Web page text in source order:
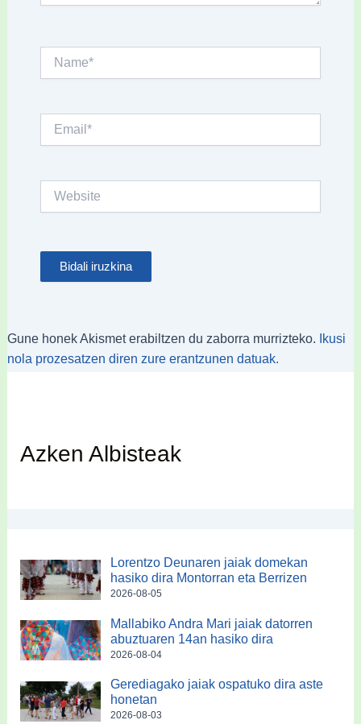
Gune honek Akismet erabiltzen du zaborra murrizteko.
Ikusi
nola prozesatzen diren zure erantzunen datuak.
Azken Albisteak
Lorentzo Deunaren jaiak domekan
hasiko dira Montorran eta Berrizen
2026-08-05
Mallabiko Andra Mari jaiak datorren
abuztuaren 14an hasiko dira
2026-08-04
Gerediagako jaiak ospatuko dira aste
honetan
2026-08-03